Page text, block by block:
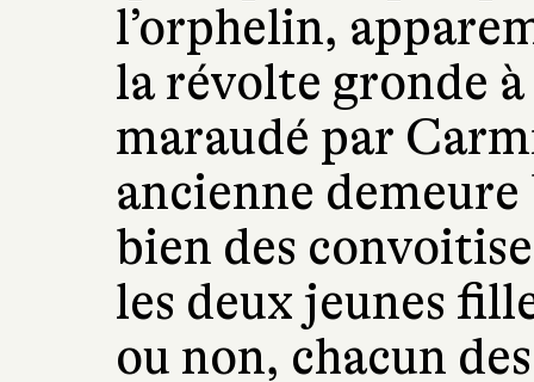
l’orphelin,
la révolte gronde
maraudé par
ancienne
bien des
les deux jeunes
ou non, chacun